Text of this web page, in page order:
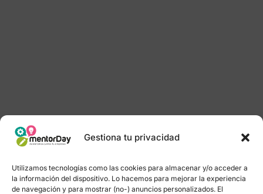
Gestiona tu privacidad
Utilizamos tecnologías como las cookies para almacenar y/o acceder a
la información del dispositivo. Lo hacemos para mejorar la experiencia
de navegación y para mostrar (no-) anuncios personalizados. El